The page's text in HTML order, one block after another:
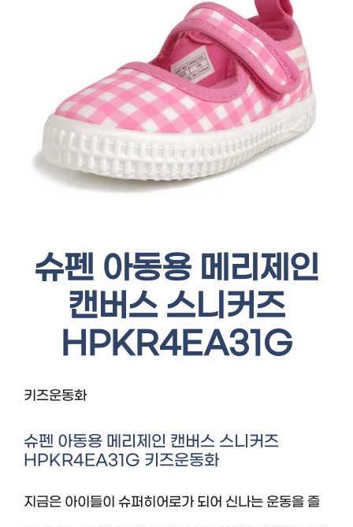
슈펜 아동용 메리제인
캔버스 스니커즈
HPKR4EA31G
키즈운동화
슈펜 아동용 메리제인 캔버스 스니커즈
HPKR4EA31G 키즈운동화
지금은 아이들이 슈퍼히어로가 되어 신나는 운동을 즐